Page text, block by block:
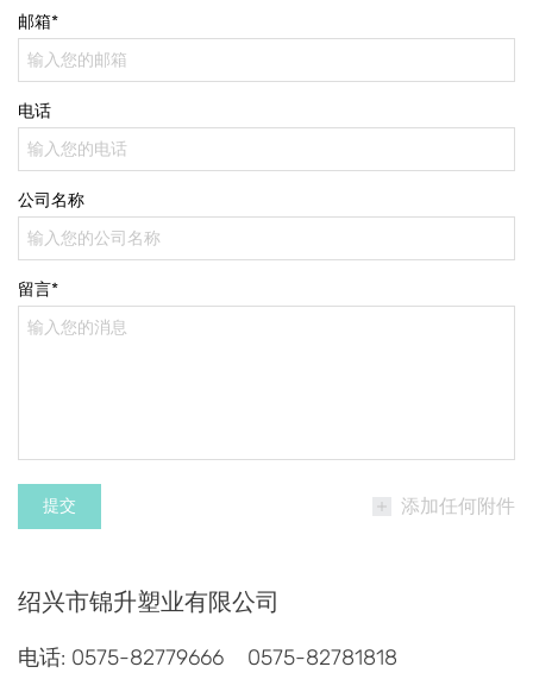
邮箱*
电话
公司名称
留言*
添加任何附件
绍兴市锦升塑业有限公司
电话: 0575-82779666 0575-82781818